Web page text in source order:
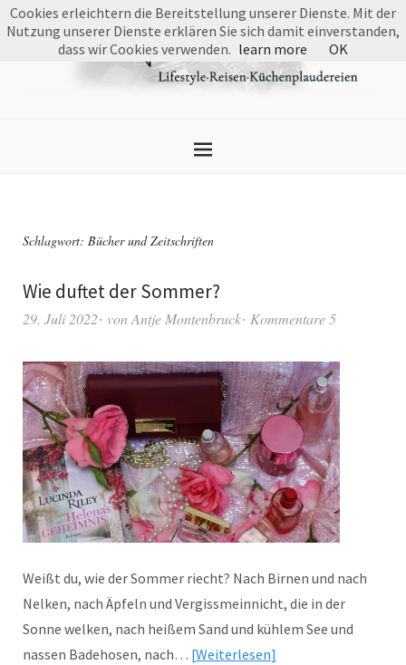
Schlagwort: Bücher und Zeitschriften
Wie duftet der Sommer?
29. Juli 2022 vonAntje Montenbruck Kommentare 5
Weißt du, wie der Sommer riecht? Nach Birnen und nach
Nelken, nach Äpfeln und Vergissmeinnicht, die in der
Sonne welken, nach heißem Sand und kühlem See und
nassen Badehosen, nach… Weiterlesen
Cookies erleichtern die Bereitstellung unserer Dienste. Mit der
Nutzung unserer Dienste erklären Sie sich damit einverstanden,
dass wir Cookies verwenden. learn more OK